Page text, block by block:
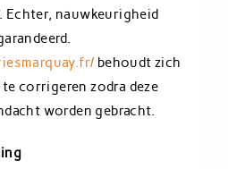
Echter, nauwkeurigheid
behoudt zich
corrigeren zodra deze
worden gebracht.